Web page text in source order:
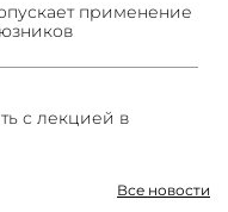
Все новости
применение
с лекцией в